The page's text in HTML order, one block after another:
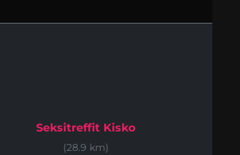
Seksitreffit Kisko
(28.9 km)